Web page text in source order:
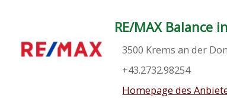
RE/MAX Balance
3500 Krems an der
+43.2732.98254
Homepage des